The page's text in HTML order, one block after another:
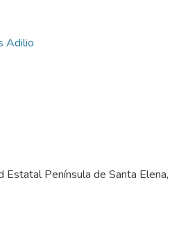
Adilio
Estatal Península de Santa Elena,